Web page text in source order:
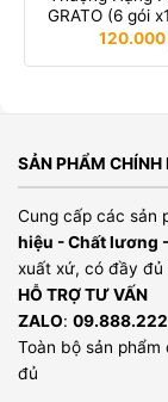
GRATO (6 gói
120.000
SẢN PHẨM CHÍNH
Cung cấp các sản
hiệu - Chất lương
xuất xứ, có đầy đủ
HỖ TRỢ TƯ VẤN
ZALO:
Toàn bộ sản
đủ